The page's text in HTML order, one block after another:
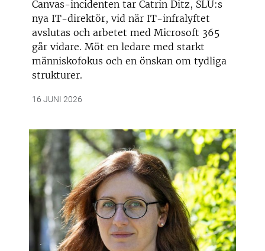
Canvas-incidenten tar Catrin Ditz, SLU:s
nya IT-direktör, vid när IT-infralyftet
avslutas och arbetet med Microsoft 365
går vidare. Möt en ledare med starkt
människofokus och en önskan om tydliga
strukturer.
16 JUNI 2026